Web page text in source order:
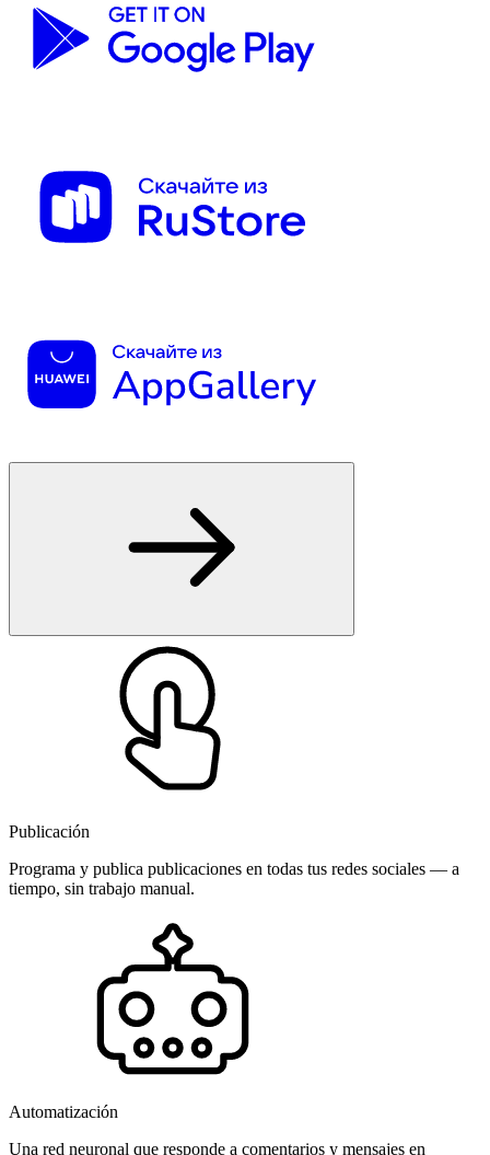
Publicación
Programa y publica publicaciones en todas tus redes sociales — a
tiempo, sin trabajo manual.
Automatización
Una red neuronal que responde a comentarios y mensajes en